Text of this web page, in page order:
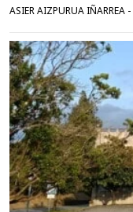
ASIER AIZPURUA IÑARREA -